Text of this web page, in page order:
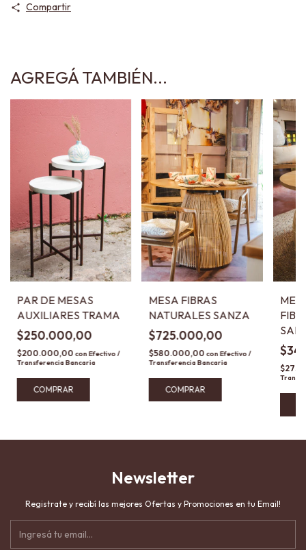
Compartir
AGREGÁ TAMBIÉN...
PAR DE MESAS
AUXILIARES TRAMA
$250.000,00
$200.000,00 con Efectivo /
Transferencia Bancaria
COMPRAR
MESA FIBRAS
NATURALES SANZA
$725.000,00
$580.000,00 con Efectivo /
Transferencia Bancaria
Newsletter
Registrate y recibí las mejores Ofertas y Promociones en tu Email!